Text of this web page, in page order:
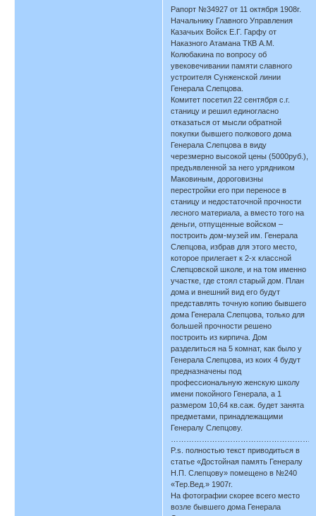
Рапорт №34927 от 11 октября 1908г.
Начальнику Главного Управления
Казачьих Войск Е.Г. Гарфу от
Наказного Атамана ТКВ А.М.
Колюбакина по вопросу об
увековечивании памяти славного
устроителя Сунженской линии
Генерала Слепцова.
Комитет посетил 22 сентября с.г.
станицу и решил единогласно
отказаться от мысли обратной
покупки бывшего полкового дома
Генерала Слепцова в виду
черезмерно высокой цены (5000руб.),
предъявленной за него урядником
Маковиным, дороговизны
перестройки его при переносе в
станицу и недостаточной прочности
лесного материала, а вместо того на
деньги, отпущенные войском –
построить дом-музей им. Генерала
Слепцова, избрав для этого место,
которое прилегает к 2-х классной
Слепцовской школе, и на том именно
участке, где стоял старый дом. План
дома и внешний вид его будут
представлять точную копию бывшего
дома Генерала Слепцова, только для
большей прочности решено
построить из кирпича. Дом
разделиться на 5 комнат, как было у
Генерала Слепцова, из коих 4 будут
предназначены под
профессиональную женскую школу
имени покойного Генерала, а 1
размером 10,64 кв.саж. будет занята
предметами, принадлежащими
Генералу Слепцову.
P.s. полностью текст приводиться в
статье «Достойная память Генералу
Н.П. Слепцову» помещено в №240
«Тер.Вед.» 1907г.
На фотографии скорее всего место
возле бывшего дома Генерала